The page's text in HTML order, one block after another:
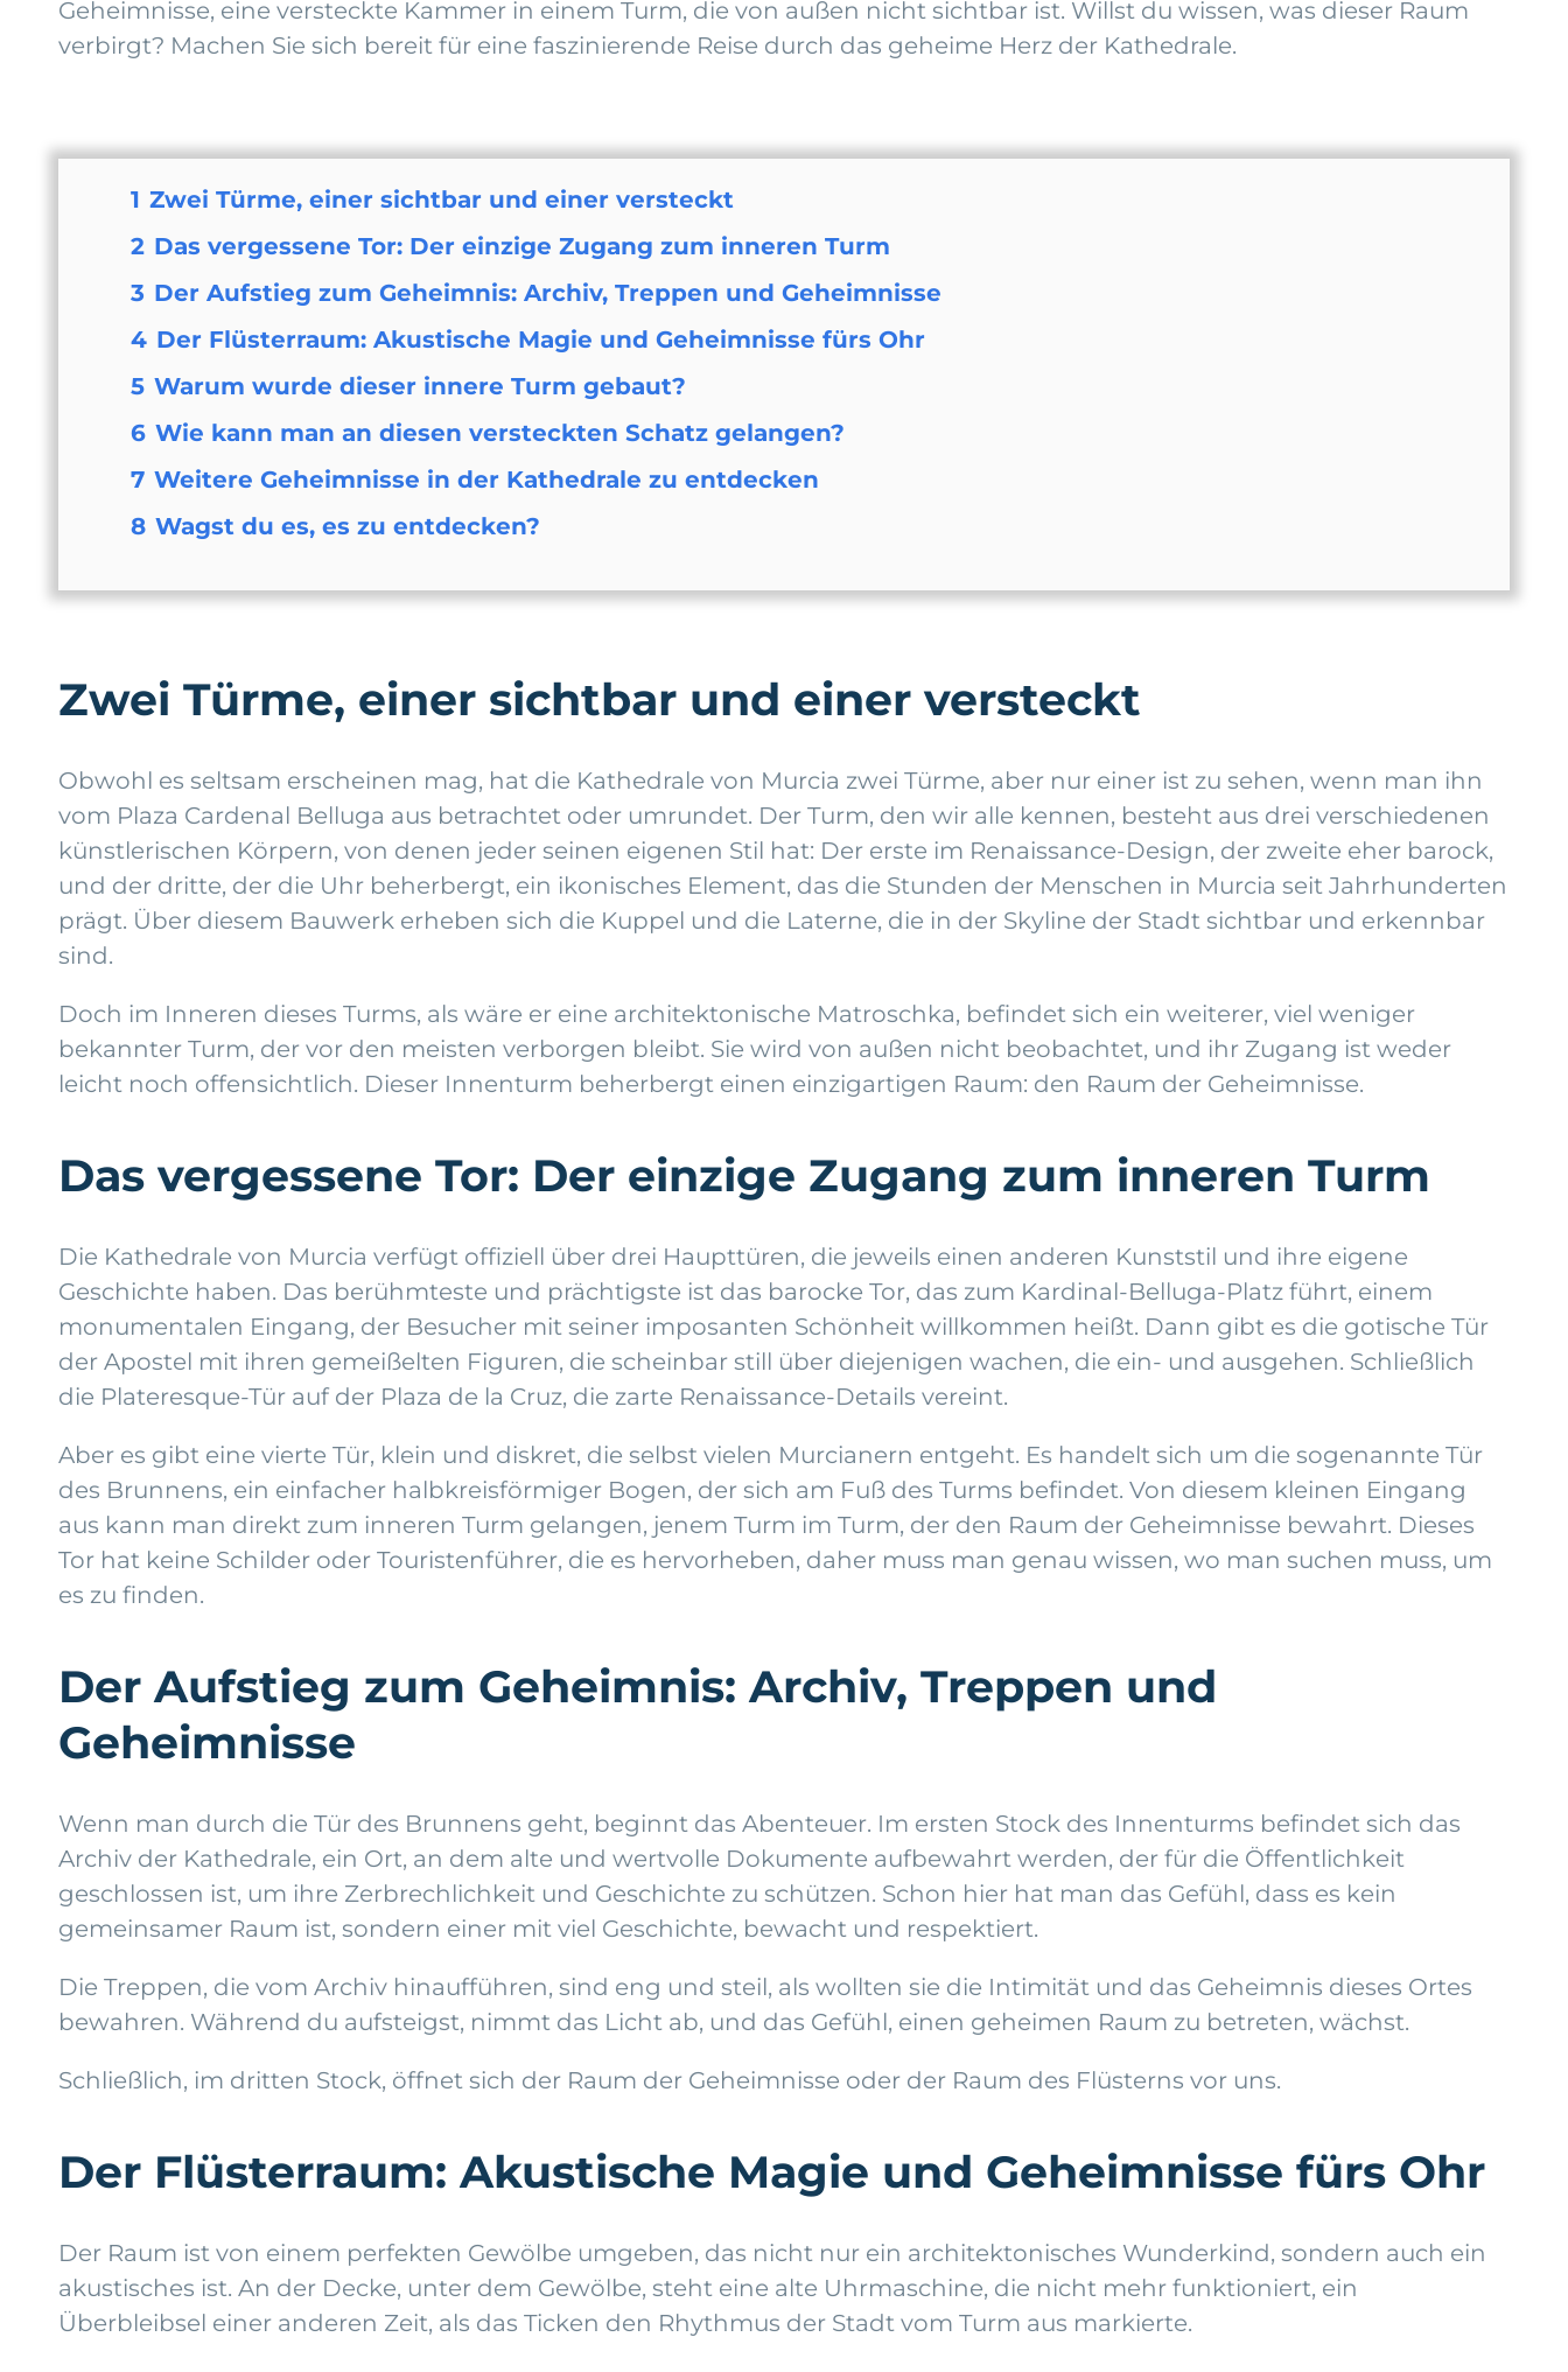
Geheimnisse, eine versteckte Kammer in einem Turm, die von außen nicht sichtbar ist. Willst du wissen, was dieser Raum
verbirgt? Machen Sie sich bereit für eine faszinierende Reise durch das geheime Herz der Kathedrale.
1 Zwei Türme, einer sichtbar und einer versteckt
2 Das vergessene Tor: Der einzige Zugang zum inneren Turm
3 Der Aufstieg zum Geheimnis: Archiv, Treppen und Geheimnisse
4 Der Flüsterraum: Akustische Magie und Geheimnisse fürs Ohr
5 Warum wurde dieser innere Turm gebaut?
6 Wie kann man an diesen versteckten Schatz gelangen?
7 Weitere Geheimnisse in der Kathedrale zu entdecken
8 Wagst du es, es zu entdecken?
Zwei Türme, einer sichtbar und einer versteckt
Obwohl es seltsam erscheinen mag, hat die Kathedrale von Murcia zwei Türme, aber nur einer ist zu sehen, wenn man ihn
vom Plaza Cardenal Belluga aus betrachtet oder umrundet. Der Turm, den wir alle kennen, besteht aus drei verschiedenen
künstlerischen Körpern, von denen jeder seinen eigenen Stil hat: Der erste im Renaissance-Design, der zweite eher barock,
und der dritte, der die Uhr beherbergt, ein ikonisches Element, das die Stunden der Menschen in Murcia seit Jahrhunderten
prägt. Über diesem Bauwerk erheben sich die Kuppel und die Laterne, die in der Skyline der Stadt sichtbar und erkennbar
sind.
Doch im Inneren dieses Turms, als wäre er eine architektonische Matroschka, befindet sich ein weiterer, viel weniger
bekannter Turm, der vor den meisten verborgen bleibt. Sie wird von außen nicht beobachtet, und ihr Zugang ist weder
leicht noch offensichtlich. Dieser Innenturm beherbergt einen einzigartigen Raum: den Raum der Geheimnisse.
Das vergessene Tor: Der einzige Zugang zum inneren Turm
Die Kathedrale von Murcia verfügt offiziell über drei Haupttüren, die jeweils einen anderen Kunststil und ihre eigene
Geschichte haben. Das berühmteste und prächtigste ist das barocke Tor, das zum Kardinal-Belluga-Platz führt, einem
monumentalen Eingang, der Besucher mit seiner imposanten Schönheit willkommen heißt. Dann gibt es die gotische Tür
der Apostel mit ihren gemeißelten Figuren, die scheinbar still über diejenigen wachen, die ein- und ausgehen. Schließlich
die Plateresque-Tür auf der Plaza de la Cruz, die zarte Renaissance-Details vereint.
Aber es gibt eine vierte Tür, klein und diskret, die selbst vielen Murcianern entgeht. Es handelt sich um die sogenannte Tür
des Brunnens, ein einfacher halbkreisförmiger Bogen, der sich am Fuß des Turms befindet. Von diesem kleinen Eingang
aus kann man direkt zum inneren Turm gelangen, jenem Turm im Turm, der den Raum der Geheimnisse bewahrt. Dieses
Tor hat keine Schilder oder Touristenführer, die es hervorheben, daher muss man genau wissen, wo man suchen muss, um
es zu finden.
Der Aufstieg zum Geheimnis: Archiv, Treppen und
Geheimnisse
Wenn man durch die Tür des Brunnens geht, beginnt das Abenteuer. Im ersten Stock des Innenturms befindet sich das
Archiv der Kathedrale, ein Ort, an dem alte und wertvolle Dokumente aufbewahrt werden, der für die Öffentlichkeit
geschlossen ist, um ihre Zerbrechlichkeit und Geschichte zu schützen. Schon hier hat man das Gefühl, dass es kein
gemeinsamer Raum ist, sondern einer mit viel Geschichte, bewacht und respektiert.
Die Treppen, die vom Archiv hinaufführen, sind eng und steil, als wollten sie die Intimität und das Geheimnis dieses Ortes
bewahren. Während du aufsteigst, nimmt das Licht ab, und das Gefühl, einen geheimen Raum zu betreten, wächst.
Schließlich, im dritten Stock, öffnet sich der Raum der Geheimnisse oder der Raum des Flüsterns vor uns.
Der Flüsterraum: Akustische Magie und Geheimnisse fürs Ohr
Der Raum ist von einem perfekten Gewölbe umgeben, das nicht nur ein architektonisches Wunderkind, sondern auch ein
akustisches ist. An der Decke, unter dem Gewölbe, steht eine alte Uhrmaschine, die nicht mehr funktioniert, ein
Überbleibsel einer anderen Zeit, als das Ticken den Rhythmus der Stadt vom Turm aus markierte.